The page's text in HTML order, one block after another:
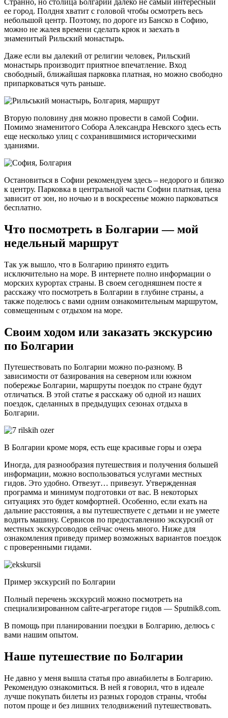
ее город. Полдня хватит с головой чтобы осмотреть весь
небольшой центр. Поэтому, по дороге из Банско в Софию,
можно не жалея времени сделать крюк и заехать в
знаменитый Рильский монастырь.
Даже если вы далекий от религии человек, Рильский
монастырь производит приятное впечатление. Вход
свободный, ближайшая парковка платная, но можно свободно
припарковаться чуть раньше.
Вторую половину дня можно провести в самой Софии.
Помимо знаменитого Собора Александра Невского здесь есть
еще несколько улиц с сохранившимися историческими
зданиями.
Остановиться в Софии рекомендуем здесь – недорого и близко
к центру. Парковка в центральной части Софии платная, цена
зависит от зон, но ночью и в воскресенье можно парковаться
бесплатно.
Что посмотреть в Болгарии — мой
недельный маршрут
Так уж вышло, что в Болгарию принято ездить
исключительно на море. В интернете полно информации о
морских курортах страны. В своем сегодняшнем посте я
расскажу что посмотреть в Болгарии в глубине страны, а
также поделюсь с вами одним ознакомительным маршрутом,
совмещенным с отдыхом на море.
Своим ходом или заказать экскурсию
по Болгарии
Путешествовать по Болгарии можно по-разному. В
зависимости от базирования на северном или южном
побережье Болгарии, маршруты поездок по стране будут
отличаться. В этой статье я расскажу об одной из наших
поездок, сделанных в предыдущих сезонах отдыха в
Болгарии.
В Болгарии кроме моря, есть еще красивые горы и озера
Иногда, для разнообразия путешествия и получения большей
информации, можно воспользоваться услугами местных
гидов. Это удобно. Отвезут… привезут. Утвержденная
программа и минимум подготовки от вас. В некоторых
ситуациях это будет комфортней. Особенно, если ехать на
дальние расстояния, а вы путешествуете с детьми и не умеете
водить машину. Сервисов по предоставлению экскурсий от
местных экскурсоводов сейчас очень много. Ниже для
ознакомления приведу пример возможных вариантов поездок
с проверенными гидами.
Пример экскурсий по Болгарии
Полный перечень экскурсий можно посмотреть на
специализированном сайте-агрегаторе гидов — Sputnik8.com.
В помощь при планировании поездки в Болгарию, делюсь с
вами нашим опытом.
Наше путешествие по Болгарии
Не давно у меня вышла статья про авиабилеты в Болгарию.
Рекомендую ознакомиться. В ней я говорил, что в идеале
лучше покупать билеты из разных городов страны, чтобы
потом проще и без лишних телодвижений путешествовать.